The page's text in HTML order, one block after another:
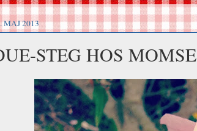
MAJ 2013
STEG HOS MOMSE